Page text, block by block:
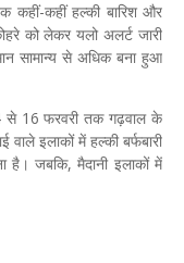
कहीं-कहीं हल्की बारिश और
को लेकर यलो अलर्ट जारी
सामान्य से अधिक बना हुआ
से 16 फरवरी तक गढ़वाल के
इलाकों में हल्की बर्फबारी
है। जबकि, मैदानी इलाकों में